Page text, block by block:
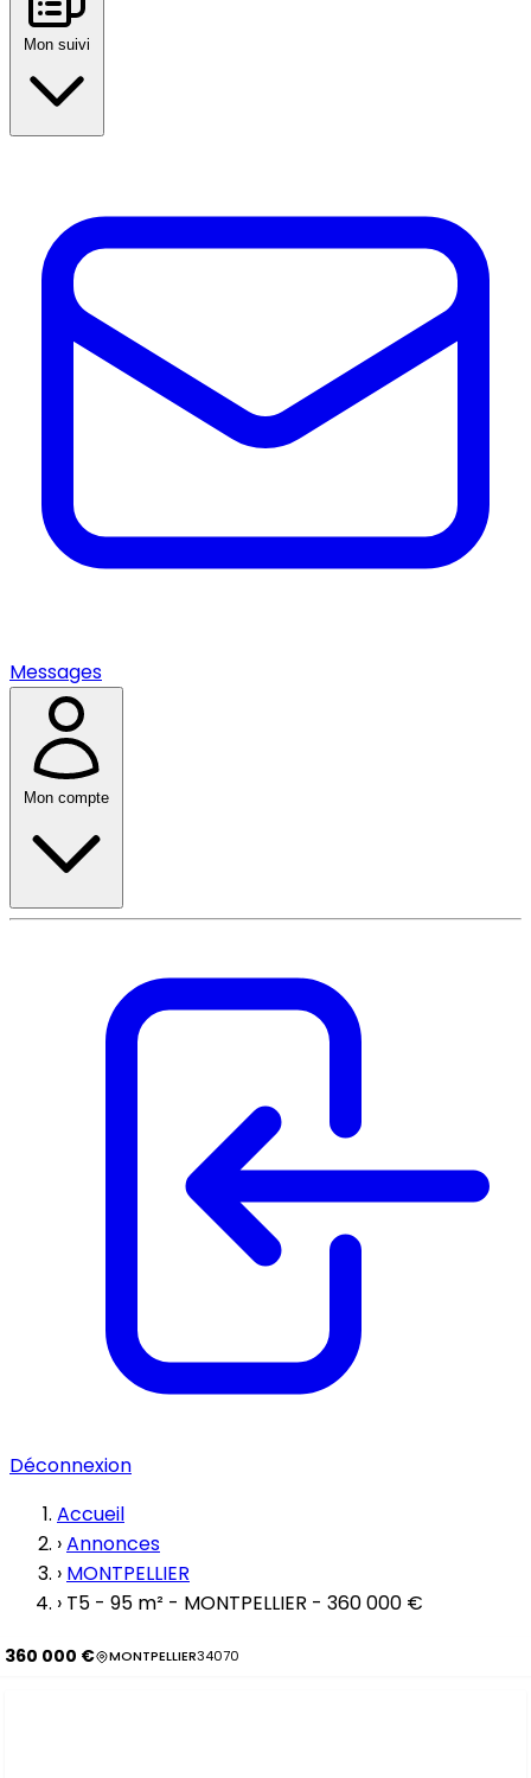
Mon suivi
Messages
Mon compte
Déconnexion
Accueil
›Annonces
› MONTPELLIER
› T5 - 95 m² - MONTPELLIER - 360 000 €
360 000 € MONTPELLIER34070